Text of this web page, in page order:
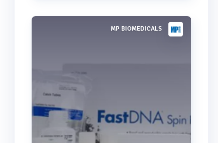
Voir plus
MP BIOMEDICALS